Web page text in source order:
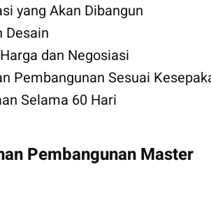
yang Akan Dibangun
Desain
dan Negosiasi
Pembangunan Sesuai
Selama 60 Hari
Pembangunan Master